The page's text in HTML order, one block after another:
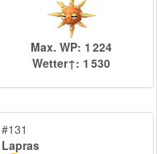
Max. WP: 1 224
Wetter↑: 1 530
#131
Lapras